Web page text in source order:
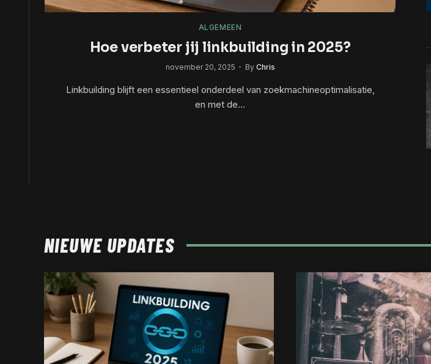
ALGEMEEN
Hoe verbeter jij linkbuilding in 2025?
november 20, 2025 By Chris
Linkbuilding blijft een essentieel onderdeel van zoekmachineoptimalisatie,
en met de…
NIEUWE UPDATES